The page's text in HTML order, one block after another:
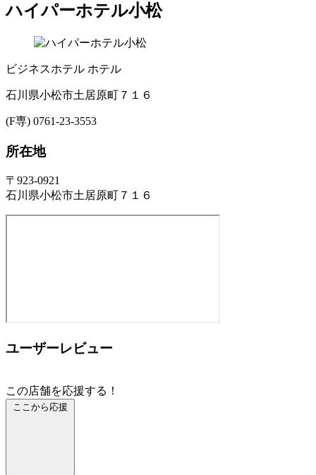
ハイパーホテル小松
ビジネスホテル ホテル
石川県小松市土居原町７１６
(F専) 0761-23-3553
所在地
〒923-0921
石川県小松市土居原町７１６
ユーザーレビュー
この店舗を応援する！
ここから応援